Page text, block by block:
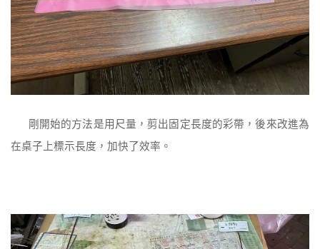
剛開始的方法是用尺量，剪出固定長度的彩帶，後來改進為
在桌子上標示長度，加快了效率。